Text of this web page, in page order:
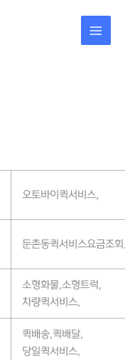
오토바이퀵서비스,
둔촌동퀵서비스요금조
소형화물,소형트럭,
차량퀵서비스,
퀵배송,퀵배달,
당일퀵서비스,